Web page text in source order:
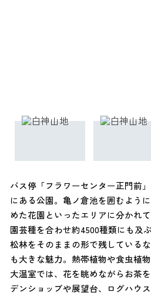
バス停「フラワーセンター正門前
にある公園。亀ノ倉池を囲むよう
めた花園といったエリアに分かれ
園芸種を合わせ約4500種類にも及
松林をそのままの形で残している
も大きな魅力。熱帯植物や食虫植
大温室では、花を眺めながらお茶
デンショップや展望台、ログハウ